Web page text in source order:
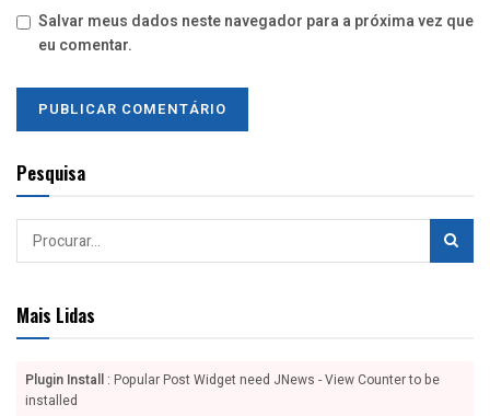
Salvar meus dados neste navegador para a próxima vez que
eu comentar.
Pesquisa
Mais Lidas
Plugin Install : Popular Post Widget need JNews - View Counter to be
installed